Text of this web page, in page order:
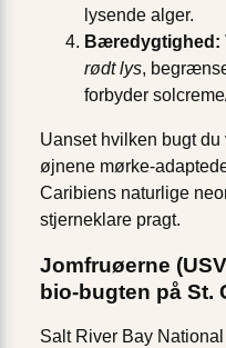
lysende alger.
Bæredygtighed:
rødt lys,
forbyder
Uanset hvilken bugt
øjnene mørke-
Caribiens naturlige
stjerneklare pragt.
Jomfruøerne
bio-bugten på St.
Salt River Bay